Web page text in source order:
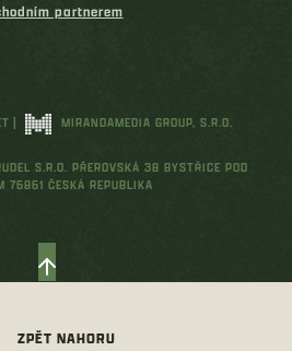
partnerem
| MIRANDAMEDIA GROUP, S.R.O.
S.R.O. PŘEROVSKÁ 38 BYSTŘICE POD
76861 ČESKÁ REPUBLIKA